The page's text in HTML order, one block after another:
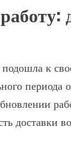
к
доставки